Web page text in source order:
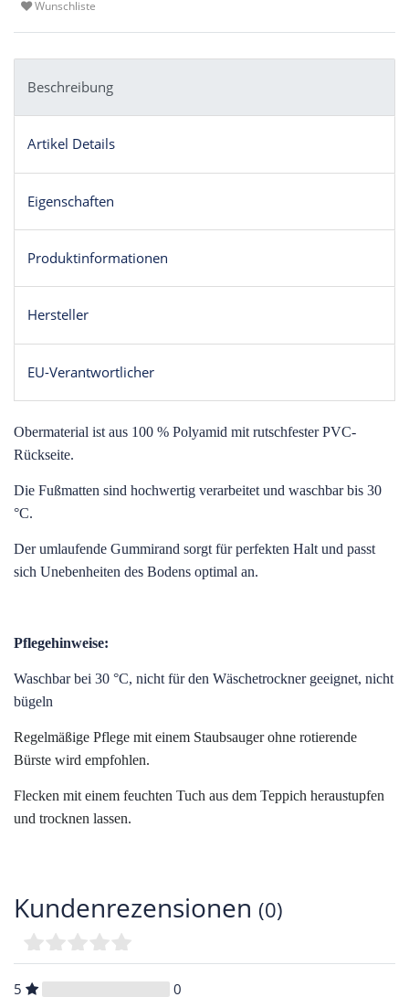
Wunschliste
Beschreibung
Artikel Details
Eigenschaften
Produktinformationen
Hersteller
EU-Verantwortlicher
Obermaterial ist aus 100 % Polyamid mit rutschfester PVC-
Rückseite.
Die Fußmatten sind hochwertig verarbeitet und waschbar bis 30
°C.
Der umlaufende Gummirand sorgt für perfekten Halt und passt
sich Unebenheiten des Bodens optimal an.
Pflegehinweise:
Waschbar bei 30 °C, nicht für den Wäschetrockner geeignet, nicht
bügeln
Regelmäßige Pflege mit einem Staubsauger ohne rotierende
Bürste wird empfohlen.
Flecken mit einem feuchten Tuch aus dem Teppich heraustupfen
und trocknen lassen.
Kundenrezensionen (0)
5 0